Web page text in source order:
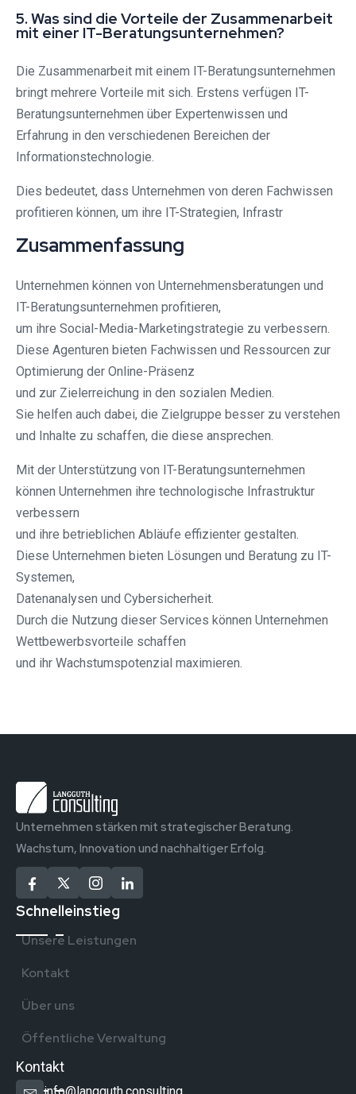
5. Was sind die Vorteile der Zusammenarbeit
mit einer IT-Beratungsunternehmen?
Die Zusammenarbeit mit einem IT-Beratungsunternehmen
bringt mehrere Vorteile mit sich. Erstens verfügen IT-
Beratungsunternehmen über Expertenwissen und
Erfahrung in den verschiedenen Bereichen der
Informationstechnologie.
Dies bedeutet, dass Unternehmen von deren Fachwissen
profitieren können, um ihre IT-Strategien, Infrastr
Zusammenfassung
Unternehmen können von Unternehmensberatungen und
IT-Beratungsunternehmen profitieren,
um ihre Social-Media-Marketingstrategie zu verbessern.
Diese Agenturen bieten Fachwissen und Ressourcen zur
Optimierung der Online-Präsenz
und zur Zielerreichung in den sozialen Medien.
Sie helfen auch dabei, die Zielgruppe besser zu verstehen
und Inhalte zu schaffen, die diese ansprechen.
Mit der Unterstützung von IT-Beratungsunternehmen
können Unternehmen ihre technologische Infrastruktur
verbessern
und ihre betrieblichen Abläufe effizienter gestalten.
Diese Unternehmen bieten Lösungen und Beratung zu IT-
Systemen,
Datenanalysen und Cybersicherheit.
Durch die Nutzung dieser Services können Unternehmen
Wettbewerbsvorteile schaffen
und ihr Wachstumspotenzial maximieren.
Unternehmen stärken mit strategischer Beratung.
Wachstum, Innovation und nachhaltiger Erfolg.
Schnelleinstieg
Unsere Leistungen
Kontakt
Über uns
Öffentliche Verwaltung
Kontakt